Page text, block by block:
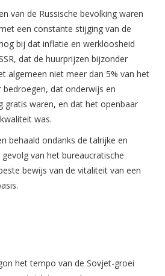
van de Russische bevolking waren
een constante stijging van de
bij dat inflatie en werkloosheid
dat de huurprijzen bijzonder
algemeen niet meer dan 5% van het
dat onderwijs en
gratis waren, en dat het openbaar
was.
behaald ondanks de talrijke en
van het bureaucratische
bewijs van de vitaliteit van een
het tempo van de Sovjet-groei